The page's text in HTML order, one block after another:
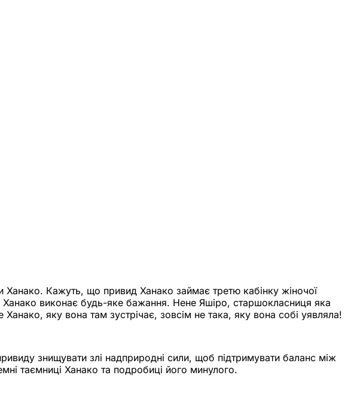
Кажуть, що привид Ханако займає третю кабінку жіночої
Ханако виконає будь-яке бажання. Нене Яшіро, старшокласниця яка
яку вона там зустрічає, зовсім не така, яку вона собі уявляла!
знищувати злі надприродні сили, щоб підтримувати баланс між
таємниці Ханако та подробиці його минулого.